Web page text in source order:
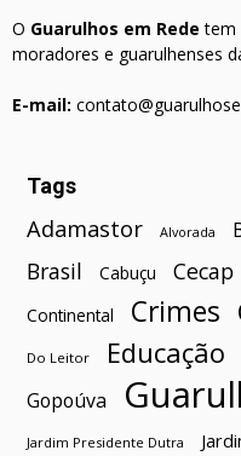
O Guarulhos em Rede tem
moradores e guarulhenses
E-mail:
Tags
Adamastor Alvorada
Brasil Cabuçu Cecap
Continental Crimes
Do Leitor Educação
Gopoúva
Jardim Presidente Dutra